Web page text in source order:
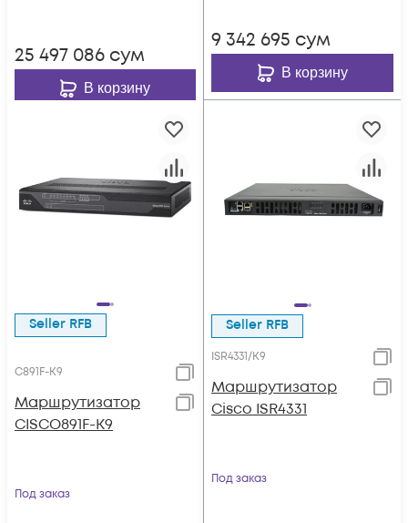
25 497 086 сум
В корзину
9 342 695 сум
В корзину
Seller RFB
C891F-K9
Маршрутизатор
CISCO891F-K9
Под заказ
Seller RFB
ISR4331/K9
Маршрутизатор
Cisco ISR4331
Под заказ